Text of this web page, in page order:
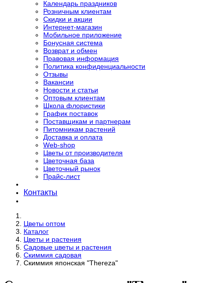
Календарь праздников
Розничным клиентам
Скидки и акции
Интернет-магазин
Мобильное приложение
Бонусная система
Возврат и обмен
Правовая информация
Политика конфиденциальности
Отзывы
Вакансии
Новости и статьи
Оптовым клиентам
Школа флористики
График поставок
Поставщикам и партнерам
Питомникам растений
Доставка и оплата
Web-shop
Цветы от производителя
Цветочная база
Цветочный рынок
Прайс-лист
Контакты
Цветы оптом
Каталог
Цветы и растения
Садовые цветы и растения
Скиммия садовая
Скиммия японская "Thereza"